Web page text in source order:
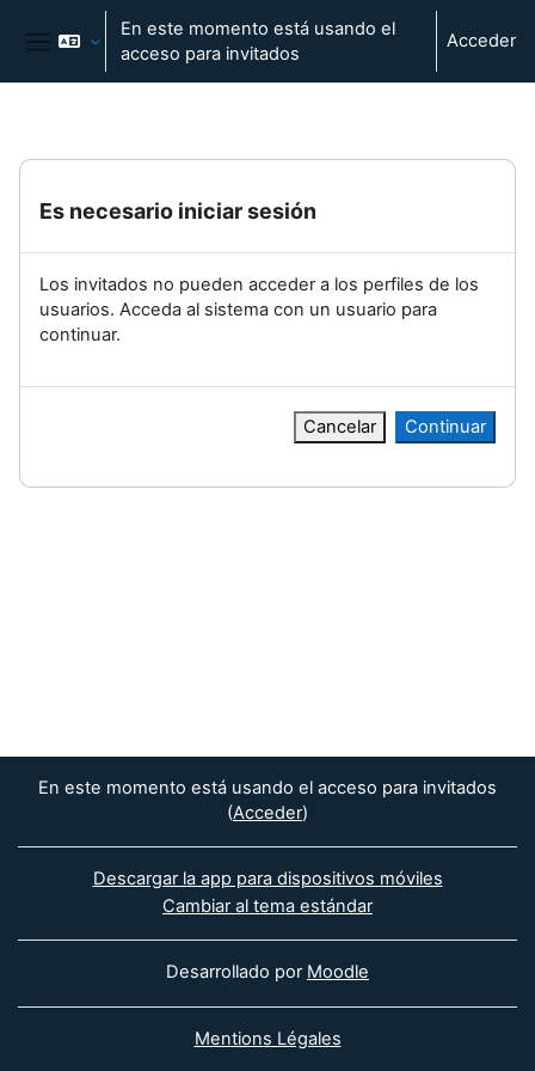
Salta al contenido principal
Panel lateral
En este momento está usando el
acceso para invitados
Acceder
Es necesario iniciar sesión
Los invitados no pueden acceder a los perfiles de los
usuarios. Acceda al sistema con un usuario para
continuar.
Cancelar Continuar
En este momento está usando el acceso para invitados
(Acceder)
Descargar la app para dispositivos móviles
Cambiar al tema estándar
Desarrollado por Moodle
Mentions Légales